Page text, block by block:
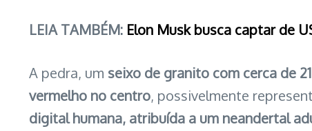
LEIA TAMBÉM: Elon Musk busca captar de
A pedra, um seixo de granito com cerca de
vermelho no centro, possivelmente
digital humana, atribuída a um neandertal